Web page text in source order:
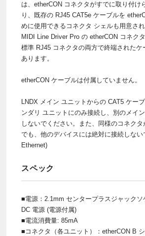
は、etherCON コネクタがすでに取り付け
り、既存の RJ45 CAT5e ケーブルを
めに使用できるコネクタ シェルも用意さ
MIDI Line Driver Pro の etherCON コネク
標準 RJ45 コネクタの両方で終端されたケ
あります。
etherCON ケーブルは付属していません。
LNDX メイン ユニットからの CAT5 ケー
ンダリ ユニットにのみ接続し、別のメイ
しないでください。また、同様のコネク
でも、他のデバイスには絶対に接続しない
Ethernet)
スペック
■電源：2.1mm センタープラスジャック
DC 電源 (電源付属)
■電流消費量: 85mA
■コネクタ（各ユニット）：etherCON B